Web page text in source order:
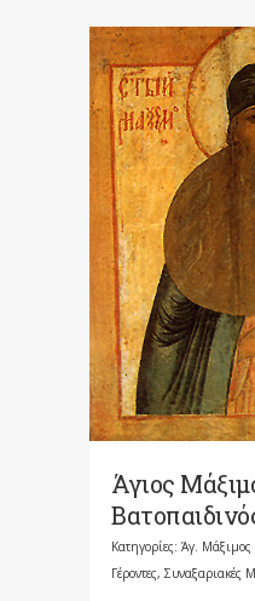
Άγιος
Κατηγορίες: Άγ. Μάξιμος
Γέροντες, Συναξαριακές